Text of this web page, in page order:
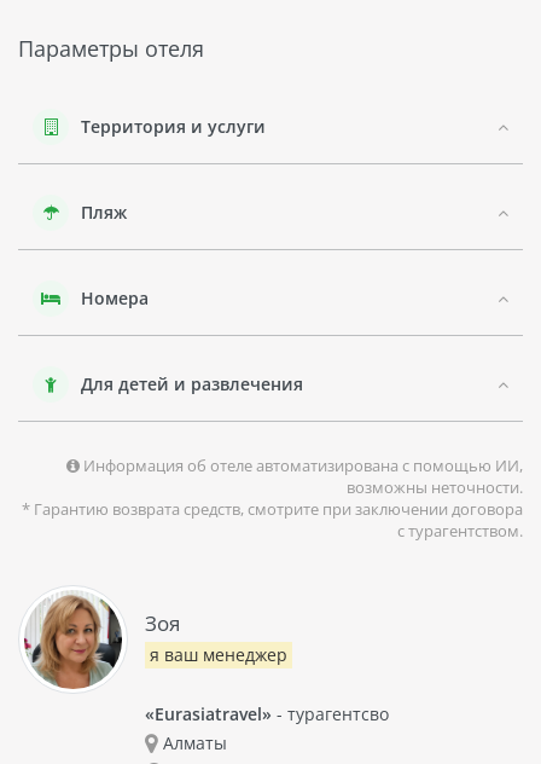
находятся множество кафе, ресторанов и магазинов.
пляжами и чистым морем. Здесь можно прекрасно
Параметры отеля
Территория и услуги
Пляж
Номера
Для детей и развлечения
Информация об отеле автоматизирована с помощью ИИ,
возможны неточности.
* Гарантию возврата средств, смотрите при заключении договора
с турагентством.
Зоя
я ваш менеджер
«Eurasiatravel» - турагентсво
Алматы